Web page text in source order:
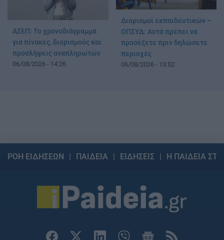
ΑΣΕΠ: Το χρονοδιάγραμμα
για πίνακες, διορισμούς και
προσλήψεις αναπληρωτών
06/08/2026 - 14:26
Διορισμοί εκπαιδευτικών –
ΟΠΣΥΔ: Αυτά πρέπει να
προσέξετε πριν δηλώσετε
περιοχές
06/08/2026 - 13:52
ΡΟΗ ΕΙΔΗΣΕΩΝ ΠΑΙΔΕΙΑ ΕΙΔΗΣΕΙΣ Η ΠΑΙΔΕΙΑ